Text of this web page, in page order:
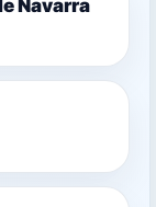
Navarra